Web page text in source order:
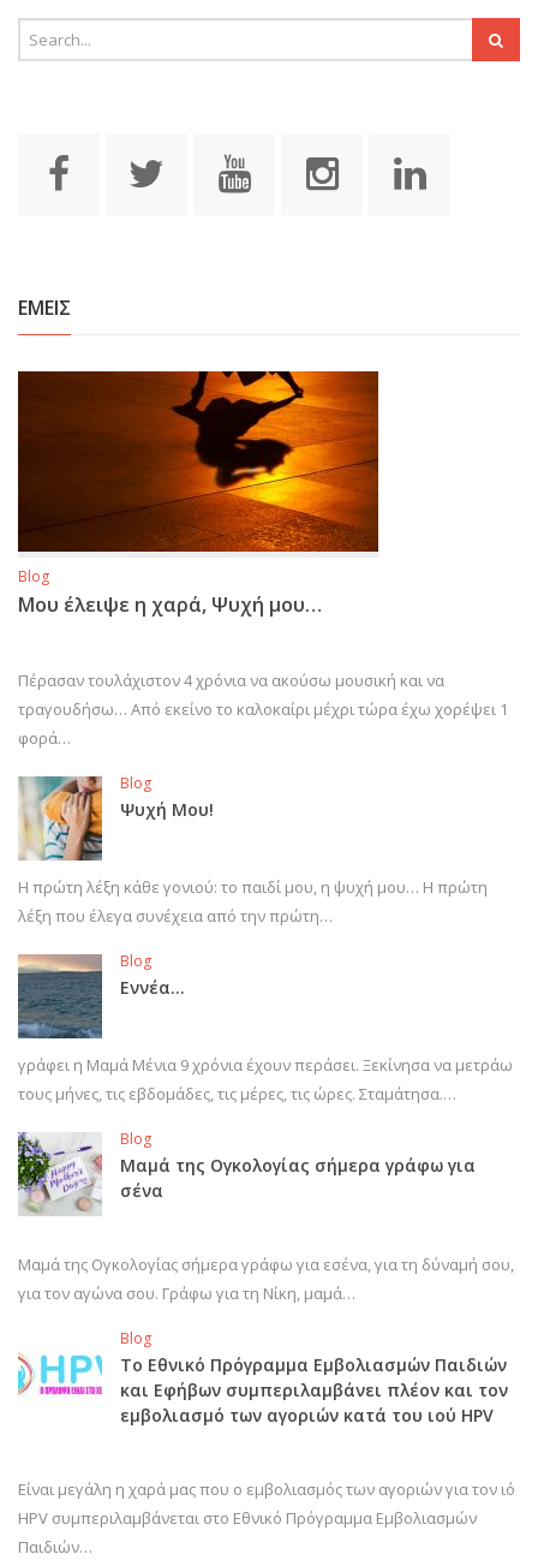
ΕΜΕΙΣ
Blog
Μου έλειψε η χαρά, Ψυχή μου…
Πέρασαν τουλάχιστον 4 χρόνια να ακούσω μουσική και να
τραγουδήσω… Από εκείνο το καλοκαίρι μέχρι τώρα έχω χορέψει 1
φορά…
Blog
Ψυχή Μου!
Η πρώτη λέξη κάθε γονιού: το παιδί μου, η ψυχή μου… Η πρώτη
λέξη που έλεγα συνέχεια από την πρώτη…
Blog
Εννέα…
γράφει η Μαμά Μένια 9 χρόνια έχουν περάσει. Ξεκίνησα να μετράω
τους μήνες, τις εβδομάδες, τις μέρες, τις ώρες. Σταμάτησα.…
Blog
Μαμά της Ογκολογίας σήμερα γράφω για
σένα
Μαμά της Ογκολογίας σήμερα γράφω για εσένα, για τη δύναμή σου,
για τον αγώνα σου. Γράφω για τη Νίκη, μαμά…
Blog
Το Εθνικό Πρόγραμμα Εμβολιασμών Παιδιών
και Εφήβων συμπεριλαμβάνει πλέον και τον
εμβολιασμό των αγοριών κατά του ιού HPV
Είναι μεγάλη η χαρά μας που ο εμβολιασμός των αγοριών για τον ιό
HPV συμπεριλαμβάνεται στο Εθνικό Πρόγραμμα Εμβολιασμών
Παιδιών…